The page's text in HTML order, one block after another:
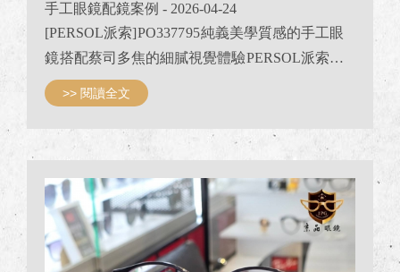
手工眼鏡配鏡案例 - 2026-04-24
[PERSOL派索] PO3377 95 純義美學質感的手工眼
鏡 搭配蔡司多焦的細膩視覺體驗 PERSOL派索經
典手工眼鏡 經典黑色膠框 搭配ZEISS舒適3D多焦
1.5 鏡片 R：遠視 +1.00｜L：遠視 +0.50 看近加入度
ADD：+1.50 PERSOL 經典手工框型 除了細節質感
出色之外 鏡框的鼻樑設計較為寬（歐版） 對於高
鼻樑朋友來說相當友善 長時間配戴時依然舒適穩
定 搭配ZEISS蔡司舒適3D多焦 不論日常閱讀或是
工作使用 都能帶來自然順暢的視覺體驗 尤其是對
於有遠視的朋友來說 真正...
>> 閱讀全文